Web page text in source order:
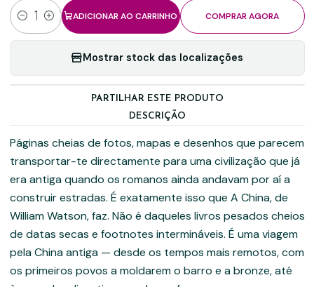
Quantidade
ADICIONAR AO CARRINHO COMPRAR AGORA
Mostrar stock das localizações
PARTILHAR ESTE PRODUTO
DESCRIÇÃO
Páginas cheias de fotos, mapas e desenhos que parecem
transportar-te directamente para uma civilização que já
era antiga quando os romanos ainda andavam por aí a
construir estradas. É exatamente isso que A China, de
William Watson, faz. Não é daqueles livros pesados cheios
de datas secas e footnotes intermináveis. É uma viagem
pela China antiga — desde os tempos mais remotos, com
os primeiros povos a moldarem o barro e a bronze, até